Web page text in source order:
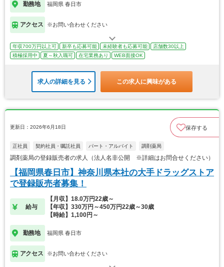
勤務地 福岡県 春日市
アクセス ※お問い合わせください
年収700万円以上可 新卒も応募可能 未経験者も応募可能
店舗数30以上
積極採用中
夏～秋入職可 在宅業務あり WEB面接OK
求人の詳細を見る この求人に興味がある
更新日：2026年6月18日 保存する
正社員 契約社員・嘱託社員 パート・アルバイト 調剤薬局
調剤薬局の登録販売者の求人（法人名非公開 ※詳細はお問合せください）
【福岡県春日市】神奈川県本社の大手ドラッグストア
で登録販売者募集！
給与
【月収】18.0万円22歳～
【年収】330万円～450万円22歳～30歳
【時給】1,100円～
勤務地 福岡県 春日市
アクセス ※お問い合わせください